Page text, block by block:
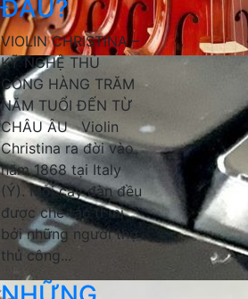
ĐÂU?
VIOLIN CHRISTINA –
KỸ NGHỆ THỦ
CÔNG HÀNG TRĂM
NĂM TUỔI ĐẾN TỪ
CHÂU ÂU Violin
Christina ra đời vào
năm 1868 tại Italy
(Ý). Mỗi cây đàn đều
được chế tác tỉ mỉ
bởi những người thợ
thủ công...